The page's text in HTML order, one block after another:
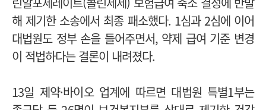
해 제기한 소송에서 최종 패소했다. 1심과 2심에 이어
대법원도 정부 손을 들어주면서, 약제 급여 기준 변경
이 적법하다는 결론이 내려졌다.
13일 제약·바이오 업계에 따르면 대법원 특별1부는